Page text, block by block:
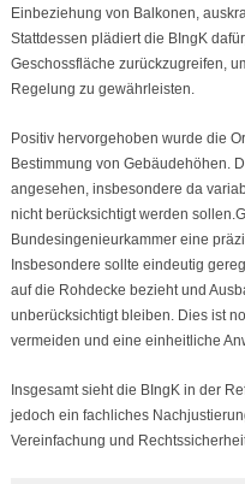
Einbeziehung von Balkonen,
Stattdessen plädiert die BIngK
Geschossfläche zurückzugreifen,
Regelung zu gewährleisten.
Positiv hervorgehoben wurde die
Bestimmung von Gebäudehöhen.
angesehen, insbesondere da
nicht berücksichtigt werden
Bundesingenieurkammer eine
Insbesondere sollte eindeutig
auf die Rohdecke bezieht und
unberücksichtigt bleiben. Dies ist
vermeiden und eine einheitliche
Insgesamt sieht die BIngK in der
jedoch ein fachliches
Vereinfachung und